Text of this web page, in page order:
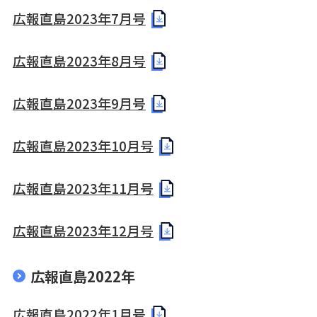
広報直島2023年7月号
広報直島2023年8月号
広報直島2023年9月号
広報直島2023年10月号
広報直島2023年11月号
広報直島2023年12月号
広報直島2022年